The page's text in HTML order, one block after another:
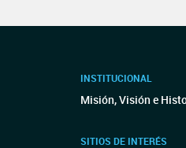
INSTITUCIONAL
Misión, Visión e
SITIOS DE INTERÉS